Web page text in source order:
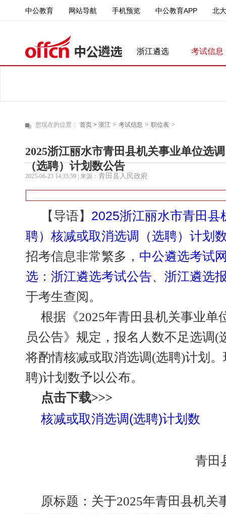
中公教育 网站导航 手机预览 中公教育APP 北
浙江遴选 考试信息
您现在的位置： 首页 > 浙江 > 考试信息 > 职位表 >
2025浙江丽水市青田县机关事业单位选
（选聘）计划数公告
2025-06-23 14:35:59 | 来源： 青田县人民政府
【导语】 2025浙江丽水市青田县
聘）核减或取消选调（选聘）计划
招考信息非常繁多， 中公遴选考试
选 ： 浙江遴选考试公告、 浙江遴选
于考生查阅。
根据《2025年青田县机关事业单
员公告》规定，报名人数不足选调(
将酌情核减或取消选调(选聘)计划
聘)计划数予以公布。
点击下载>>>
核减或取消选调(选聘)计划数
青田
原标题：关于2025年青田县机关